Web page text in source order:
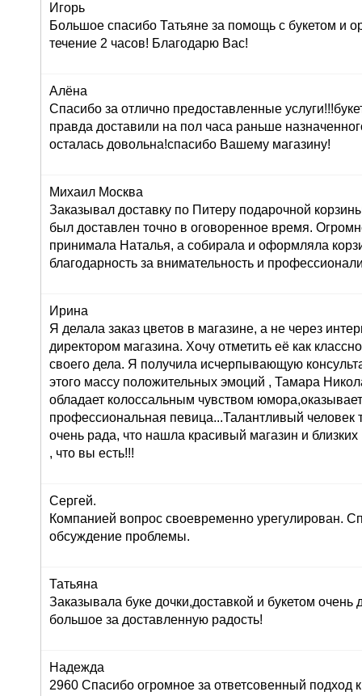
Игорь
Большое спасибо Татьяне за помощь с букетом и
течение 2 часов! Благодарю Вас!
Алёна
Спасибо за отлично предоставленные
правда доставили на пол часа раньше
осталась довольна!спасибо Вашему магазину!
Михаил Москва
Заказывал доставку по Питеру подарочной
был доставлен точно в оговоренное время.
принимала Наталья, а собирала и оформляла
благодарность за внимательность и
Ирина
Я делала заказ цветов в магазине, а не через
директором магазина. Хочу отметить её как
своего дела. Я получила исчерпывающую
этого массу положительных эмоций , Тамара
обладает колоссальным чувством
профессиональная певица...Талантливый человек
очень рада, что нашла красивый магазин и
, что вы есть!!!
Сергей.
Компанией вопрос своевременно урегулирован.
обсуждение проблемы.
Татьяна
Заказывала буке дочки,доставкой и букетом
большое за доставленную радость!
Надежда
2960 Спасибо огромное за ответсовенный подход